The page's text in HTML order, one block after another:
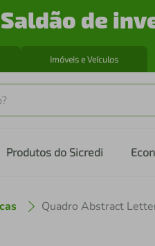
Saldão de
Imóveis e Veículos
Produtos do Sicredi
Quadro Abstract